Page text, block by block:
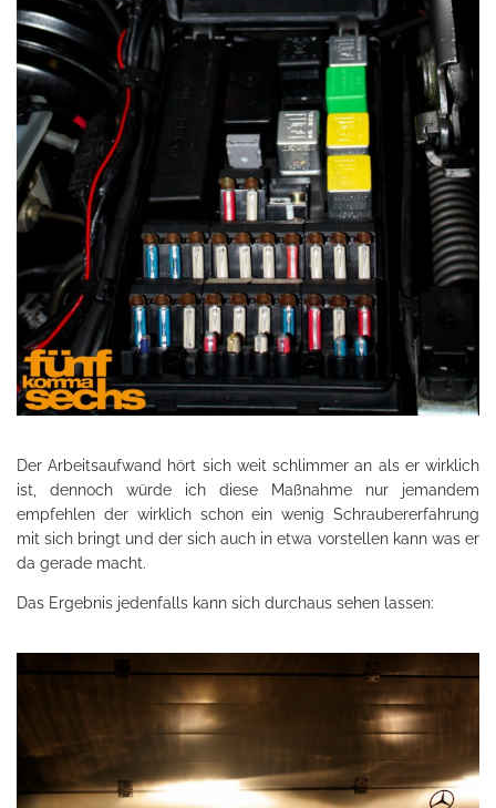
Der Arbeitsaufwand hört sich weit schlimmer an als er wirklich
ist, dennoch würde ich diese Maßnahme nur jemandem
empfehlen der wirklich schon ein wenig Schraubererfahrung
mit sich bringt und der sich auch in etwa vorstellen kann was er
da gerade macht.
Das Ergebnis jedenfalls kann sich durchaus sehen lassen: